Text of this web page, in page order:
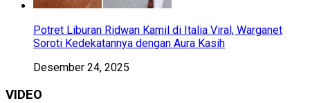
Potret Liburan Ridwan Kamil di Italia Viral, Warganet
Soroti Kedekatannya dengan Aura Kasih
Desember 24, 2025
VIDEO